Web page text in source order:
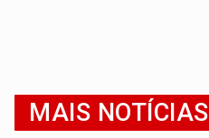
MAIS NOTÍCIAS